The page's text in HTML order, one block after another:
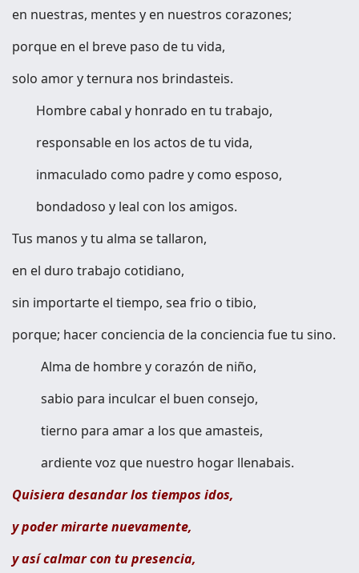
en nuestras, mentes y en nuestros corazones;
porque en el breve paso de tu vida,
solo amor y ternura nos brindasteis.
Hombre cabal y honrado en tu trabajo,
responsable en los actos de tu vida,
inmaculado como padre y como esposo,
bondadoso y leal con los amigos.
Tus manos y tu alma se tallaron,
en el duro trabajo cotidiano,
sin importarte el tiempo, sea frio o tibio,
porque; hacer conciencia de la conciencia fue tu sino.
Alma de hombre y corazón de niño,
sabio para inculcar el buen consejo,
tierno para amar a los que amasteis,
ardiente voz que nuestro hogar llenabais.
Quisiera desandar los tiempos idos,
y poder mirarte nuevamente,
y así calmar con tu presencia,